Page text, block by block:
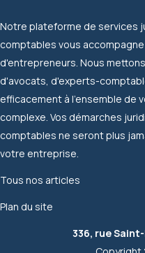
Notre plateforme de services
comptables vous
d'entrepreneurs. Nous
d'avocats, d'experts-
efficacement à l'ensemble de
complexe. Vos démarches
comptables ne seront plus
votre entreprise.
Tous nos articles
Plan du site
336, rue